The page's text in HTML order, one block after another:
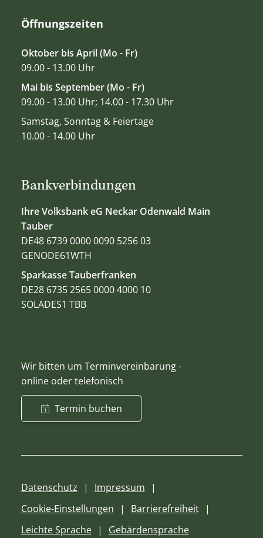
Bankverbindungen
Ihre Volksbank eG Neckar Odenwald Main
Tauber
DE48 6739 0000 0090 5256 03
GENODE61WTH
Sparkasse Tauberfranken
DE28 6735 2565 0000 4000 10
SOLADES1 TBB
Wir bitten um Terminvereinbarung -
online oder telefonisch
Termin buchen
Öffnungszeiten
Oktober bis April (Mo - Fr)
09.00 - 13.00 Uhr
Mai bis September (Mo - Fr)
09.00 - 13.00 Uhr; 14.00 - 17.30 Uhr
Samstag, Sonntag & Feiertage
10.00 - 14.00 Uhr
Datenschutz
Impressum
Cookie-Einstellungen
Barrierefreiheit
Leichte Sprache
Gebärdensprache